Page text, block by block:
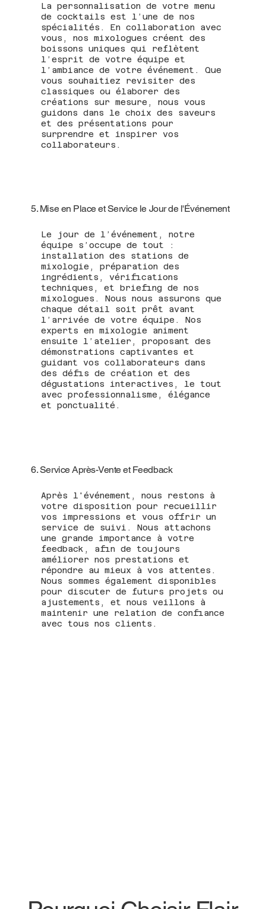
La personnalisation de votre menu
de cocktails est l’une de nos
spécialités. En collaboration avec
vous, nos mixologues créent des
boissons uniques qui reflètent
l’esprit de votre équipe et
l’ambiance de votre événement. Que
vous souhaitiez revisiter des
classiques ou élaborer des
créations sur mesure, nous vous
guidons dans le choix des saveurs
et des présentations pour
surprendre et inspirer vos
collaborateurs.
5. Mise en Place et Service le Jour de l'Événement
Le jour de l’événement, notre
équipe s’occupe de tout :
installation des stations de
mixologie, préparation des
ingrédients, vérifications
techniques, et briefing de nos
mixologues. Nous nous assurons que
chaque détail soit prêt avant
l’arrivée de votre équipe. Nos
experts en mixologie animent
ensuite l’atelier, proposant des
démonstrations captivantes et
guidant vos collaborateurs dans
des défis de création et des
dégustations interactives, le tout
avec professionnalisme, élégance
et ponctualité.
6. Service Après-Vente et Feedback
Après l'événement, nous restons à
votre disposition pour recueillir
vos impressions et vous offrir un
service de suivi. Nous attachons
une grande importance à votre
feedback, afin de toujours
améliorer nos prestations et
répondre au mieux à vos attentes.
Nous sommes également disponibles
pour discuter de futurs projets ou
ajustements, et nous veillons à
maintenir une relation de confiance
avec tous nos clients.